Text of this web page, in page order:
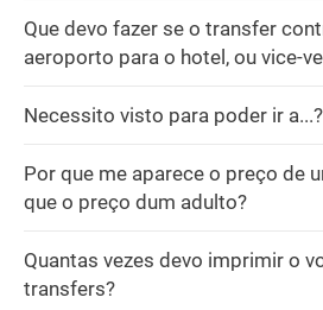
Que devo fazer se o transfer
aeroporto para o hotel, ou vice-
Necessito visto para poder ir a...?
Por que me aparece o preço de
que o preço dum adulto?
Quantas vezes devo imprimir o
transfers?